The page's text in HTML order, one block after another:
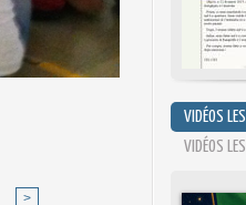
>
VIDÉOS
VIDÉOS